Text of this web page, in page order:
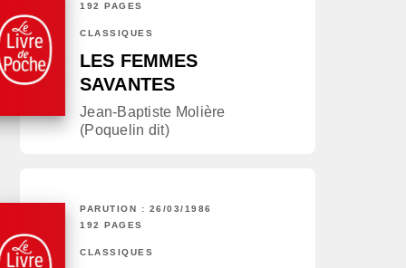
192 PAGES
CLASSIQUES
LES FEMMES
SAVANTES
Jean-Baptiste Molière
(Poquelin dit)
PARUTION : 26/03/1986
192 PAGES
CLASSIQUES